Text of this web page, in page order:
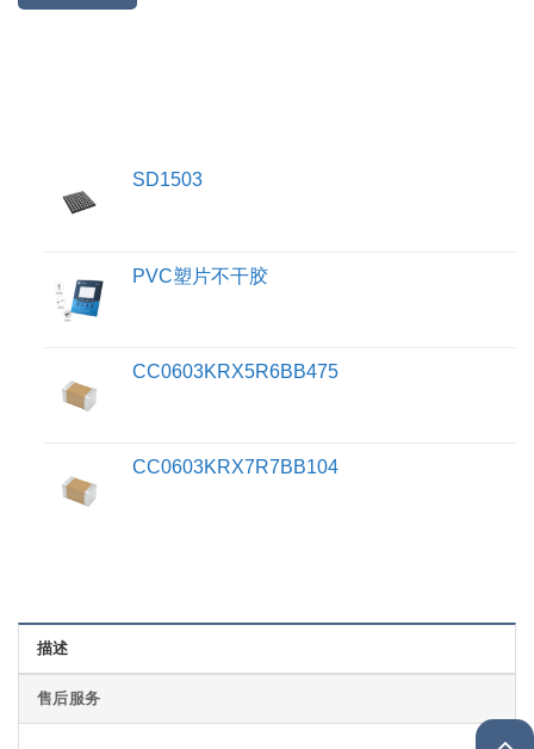
SD1503
PVC塑片不干胶
CC0603KRX5R6BB475
CC0603KRX7R7BB104
描述
售后服务